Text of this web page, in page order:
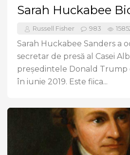
Sarah Huckabee
Russell Fisher 983
Sarah Huckabee Sanders a
secretar de presă al Casei
președintele Donald Trump
în iunie 2019. Este fiica...